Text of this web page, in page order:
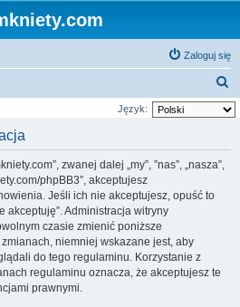
Zaloguj się
z
Język:
zwanej dalej „my”, ”nas”, „nasza”,
phpBB3”, akceptujesz
Jeśli ich nie akceptujesz, opuść to
akceptuję”. Administracja witryny
czasie zmienić poniższe
niemniej wskazane jest, aby
do tego regulaminu. Korzystanie z
regulaminu oznacza, że akceptujesz te
prawnymi.